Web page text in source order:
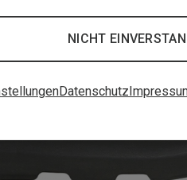
NICHT
Datenschutz